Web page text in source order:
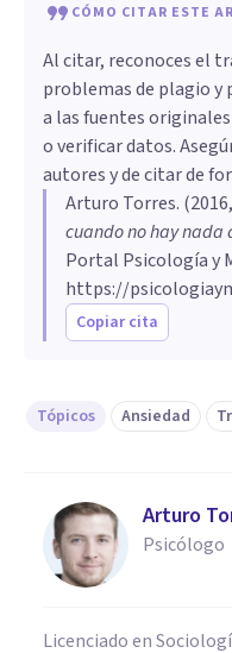
CÓMO CITAR ESTE
Al citar, reconoces el
problemas de plagio y
a las fuentes
o verificar datos.
autores y de citar de
Arturo Torres. (
cuando no hay nada
Portal Psicología y
https://
Copiar cita
Tópicos Ansiedad
Arturo
Psicólogo
Licenciado en